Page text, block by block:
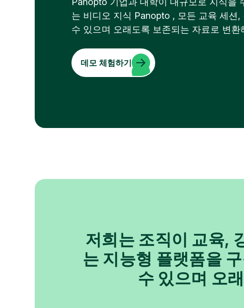
는 비디오 지식 Panopto , 모든 교육 세션
수 있으며 오래도록 보존되는 자료로 변환
데모 체험하기
저희는 조직이 교육,
는 지능형 플랫폼을
수 있으며 오